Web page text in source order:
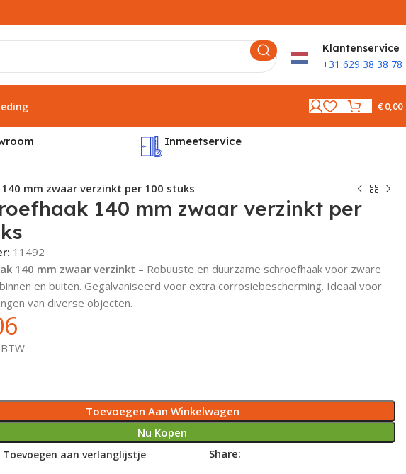
Klantenservice
+31 629 38 38 78
€0,00
Inmeetservice
mm zwaar verzinkt per 100 stuks
140 mm zwaar verzinkt per
11492
140 mm zwaar verzinkt – Robuuste en duurzame schroefhaak voor zware
en buiten. Gegalvaniseerd voor extra corrosiebescherming. Ideaal voor
van diverse objecten.
Toevoegen Aan Winkelwagen
Nu Kopen
Toevoegen aan verlanglijstje Share: